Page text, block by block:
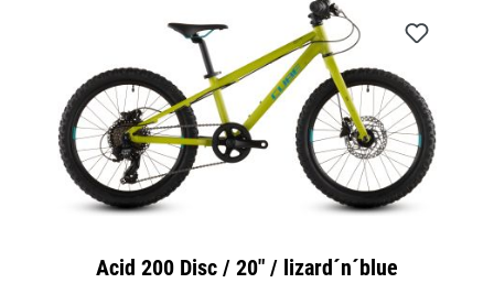
Acid 200 Disc / 20" / lizard´n´blue